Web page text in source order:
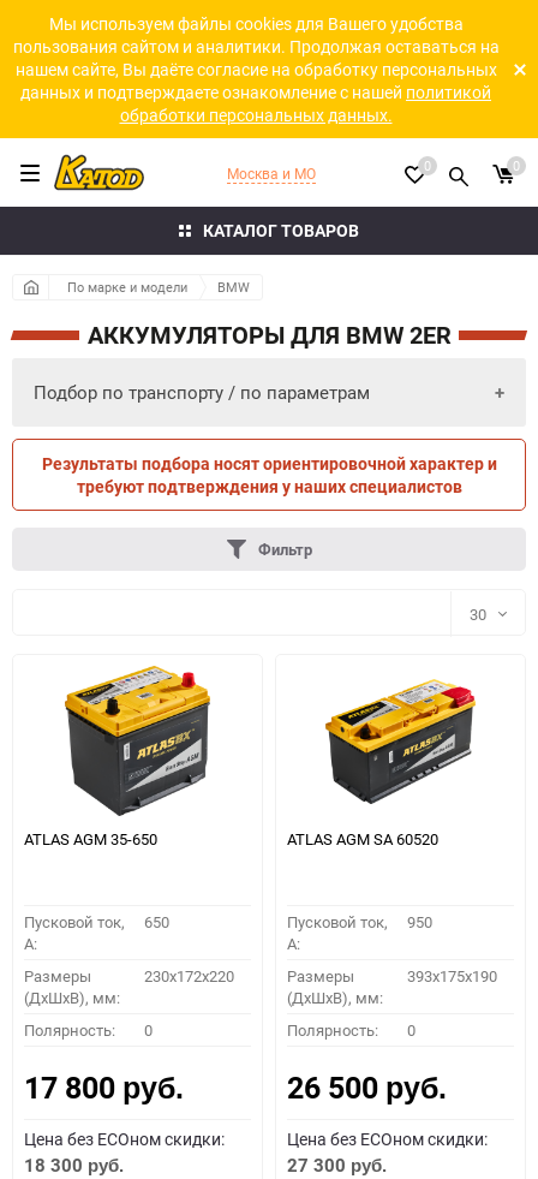
Мы используем файлы cookies для Вашего удобства
пользования сайтом и аналитики. Продолжая оставаться на
нашем сайте, Вы даёте согласие на обработку персональных
данных и подтверждаете ознакомление с нашей политикой
обработки персональных данных.
КАТАЛОГ ТОВАРОВ
Москва и МО 0 0
По марке и модели BMW
АККУМУЛЯТОРЫ ДЛЯ BMW 2ER
Подбор по транспорту / по параметрам
ПО ТРАНСПОРТУ ПО ПАРАМЕТРАМ
ПОДОБРАТЬ
Как определить полярность?
0 - обратная 1 - прямая 3 - обратная 4 - прямая
Результаты подбора носят ориентировочной характер и
требуют подтверждения у наших специалистов
Фильтр
30
30
60
ATLAS AGM 35-650
Пусковой ток,
A:
650
Размеры
(ДхШхВ), мм:
230x172x220
Полярность: 0
17 800 руб.
Цена без ECOном скидки:
18 300 руб.
ATLAS AGM SA 60520
Пусковой ток,
A:
950
Размеры
(ДхШхВ), мм:
393x175x190
Полярность: 0
26 500 руб.
Цена без ECOном скидки:
27 300 руб.